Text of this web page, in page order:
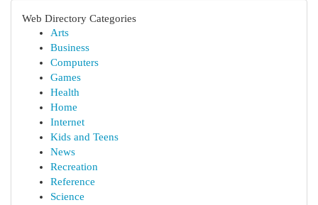
Web Directory Categories
Arts
Business
Computers
Games
Health
Home
Internet
Kids and Teens
News
Recreation
Reference
Science